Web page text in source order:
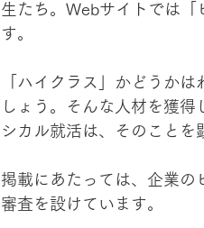
生たち。Webサイトでは「
す。
「ハイクラス」かどうか
しょう。そんな人材を獲
シカル就活は、そのことを
掲載にあたっては、企業の
審査を設けています。